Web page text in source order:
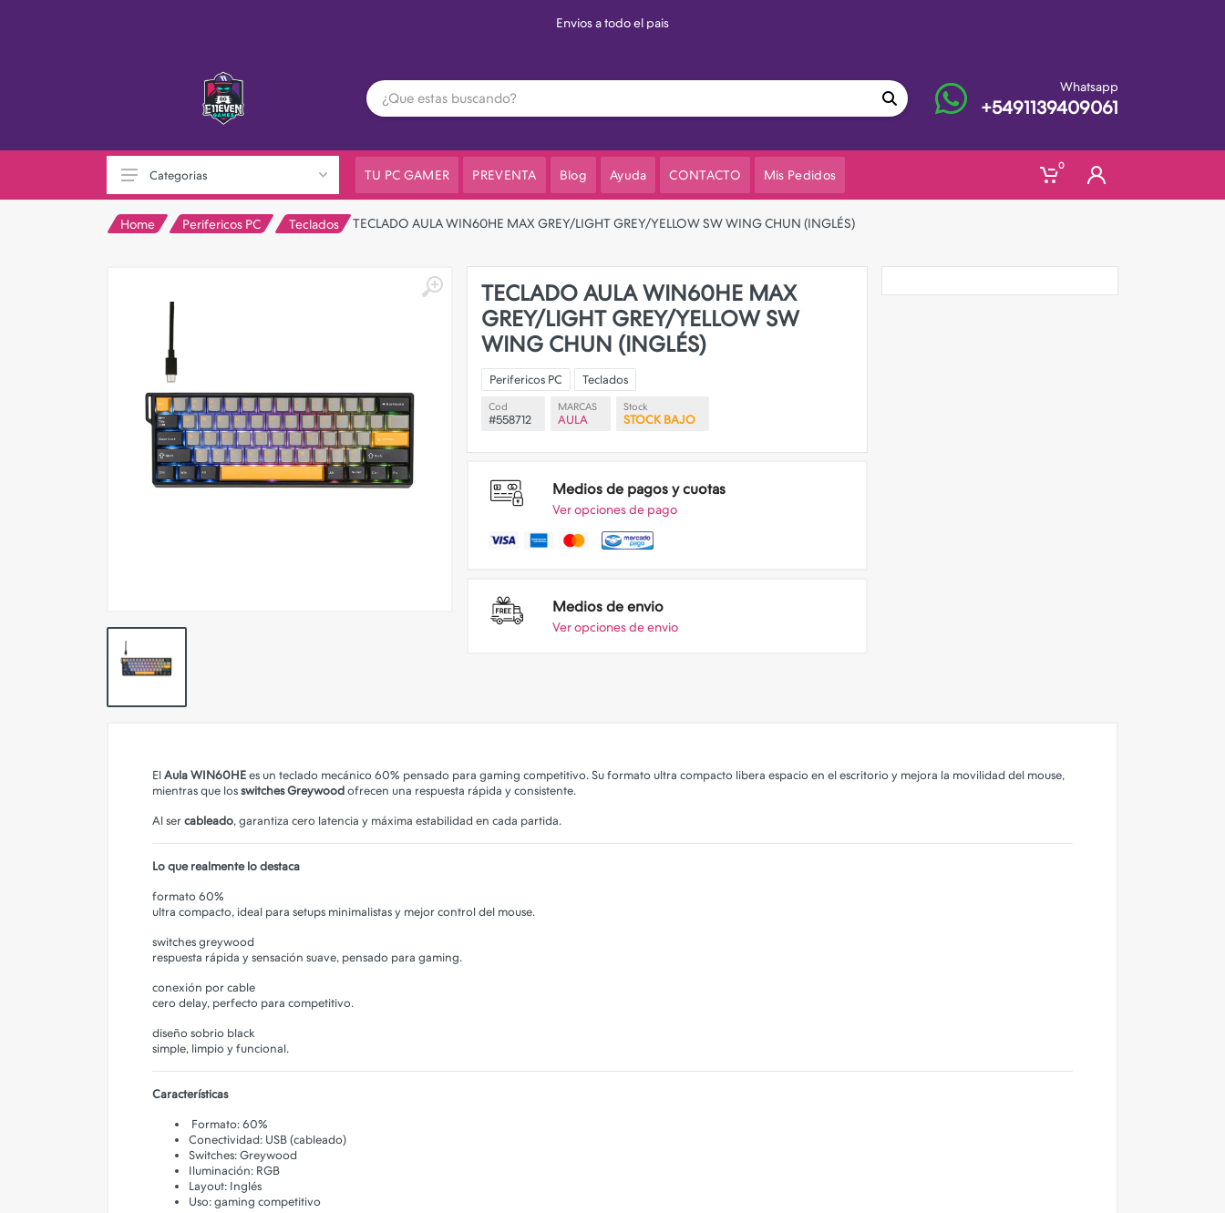
Envios a todo el pais
Whatsapp
+5491139409061
Otras consolas
Pokemon TCG
Preventas
Notebooks
Perifericos PC
Accesorios telefonía
Camara de Seguridad
Iluminacion
PERSONALIZA TU FUNDA!
Categorias TU PC GAMER PREVENTA Blog Ayuda CONTACTO Mis Pedidos
0
Home Perifericos PC Teclados TECLADO AULA WIN60HE MAX GREY/LIGHT GREY/YELLOW SW WING CHUN (INGLÉS)
TECLADO AULA WIN60HE MAX
GREY/LIGHT GREY/YELLOW SW
WING CHUN (INGLÉS)
Perifericos PC Teclados
Cod
#558712
MARCAS
AULA
Stock
STOCK BAJO
Medios de pagos y cuotas
Ver opciones de pago
Medios de envio
Ver opciones de envio
El Aula WIN60HE es un teclado mecánico 60% pensado para gaming competitivo. Su formato ultra compacto libera espacio en el escritorio y mejora la movilidad del mouse,
mientras que los switches Greywood ofrecen una respuesta rápida y consistente.
Al ser cableado, garantiza cero latencia y máxima estabilidad en cada partida.
Lo que realmente lo destaca
formato 60%
ultra compacto, ideal para setups minimalistas y mejor control del mouse.
switches greywood
respuesta rápida y sensación suave, pensado para gaming.
conexión por cable
cero delay, perfecto para competitivo.
diseño sobrio black
simple, limpio y funcional.
Características
Formato: 60%
Conectividad: USB (cableado)
Switches: Greywood
Iluminación: RGB
Layout: Inglés
Uso: gaming competitivo